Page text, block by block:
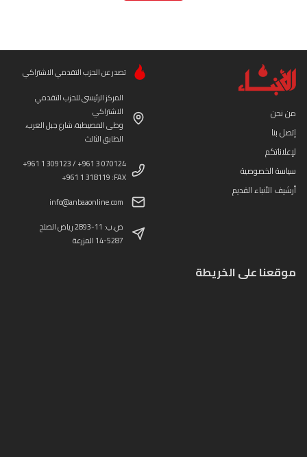
من نحن
إتصل بنا
لإعلاناتكم
سياسة الخصوصية
أرشيف الأنباء القديم
تصدر عن الحزب التقدمي الاشتراكي
المركز الرئيسي للحزب التقدمي
الاشتراكي
وطى المصيطبة، شارع جبل العرب،
الطابق الثالث
+961 1 309123 / +961 3 070124
+961 1 318119 :FAX
info@anbaaonline.com
ص.ب: 11-2893 رياض الصلح
14-5287 المزرعة
موقعنا على الخريطة